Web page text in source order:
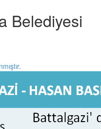
Belediyesi